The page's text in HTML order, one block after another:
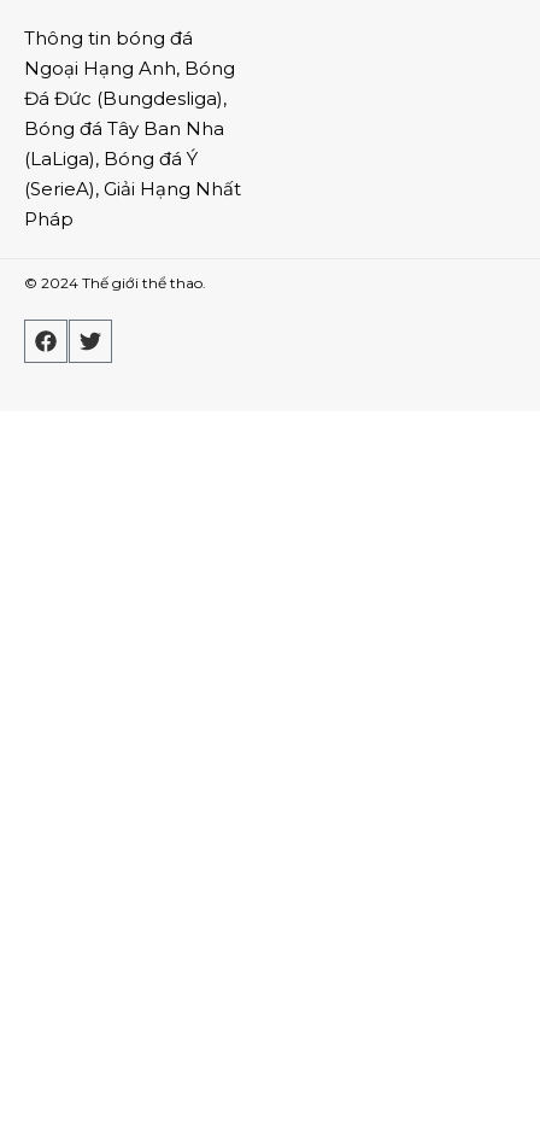
Thông tin bóng đá
Ngoại Hạng Anh, Bóng
Đá Đức (Bungdesliga),
Bóng đá Tây Ban Nha
(LaLiga), Bóng đá Ý
(SerieA), Giải Hạng Nhất
Pháp
© 2024 Thế giới thể thao.